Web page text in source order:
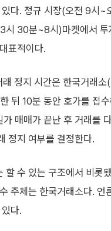
다. 정규 시장(오전 9시
30분~8시)마켓에서 투
표적이다.
정지 시간은 한국거래
뒤 10분 동안 호가를 접
매매가 끝난 후 거래를
정지 여부를 결정한다.
수 있는 구조에서 비롯
주체는 한국거래소다. 언
다.